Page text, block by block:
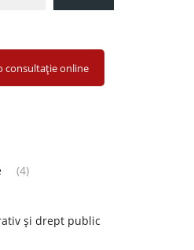
consultație online
(4)
și drept public